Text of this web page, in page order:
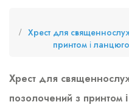
Хрест для
принтом і
Хрест для
позолочений з принтом